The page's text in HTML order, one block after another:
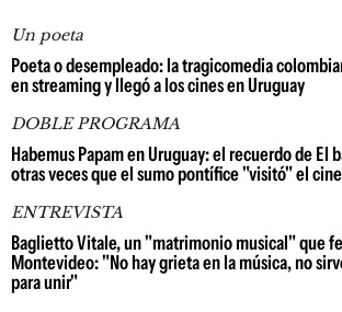
Un poeta
Poeta o desempleado: la tragicomedia
en streaming y llegó a los cines en Uruguay
DOBLE PROGRAMA
Habemus Papam en Uruguay: el recuerdo de El
otras veces que el sumo pontífice "visitó" el cine
ENTREVISTA
Baglietto Vitale, un "matrimonio musical" que
Montevideo: "No hay grieta en la música, no
para unir"